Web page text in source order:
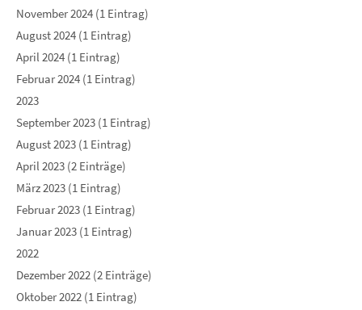
November 2024 (1 Eintrag)
August 2024 (1 Eintrag)
April 2024 (1 Eintrag)
Februar 2024 (1 Eintrag)
2023
September 2023 (1 Eintrag)
August 2023 (1 Eintrag)
April 2023 (2 Einträge)
März 2023 (1 Eintrag)
Februar 2023 (1 Eintrag)
Januar 2023 (1 Eintrag)
2022
Dezember 2022 (2 Einträge)
Oktober 2022 (1 Eintrag)